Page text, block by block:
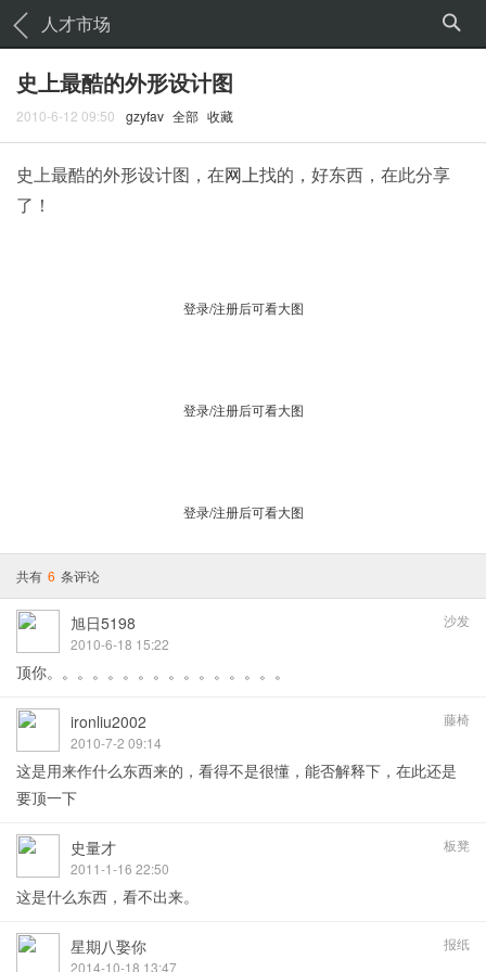
人才市场
史上最酷的外形设计图
2010-6-12 09:50 gzyfav 全部 收藏
史上最酷的外形设计图，在网上找的，好东西，在此分享
了！
登录/注册后可看大图
登录/注册后可看大图
登录/注册后可看大图
共有 6 条评论
沙发
旭日5198
2010-6-18 15:22
顶你。。。。。。。。。。。。。。。。
藤椅
ironliu2002
2010-7-2 09:14
这是用来作什么东西来的，看得不是很懂，能否解释下，在此还是
要顶一下
板凳
史量才
2011-1-16 22:50
这是什么东西，看不出来。
报纸
星期八娶你
2014-10-18 13:47